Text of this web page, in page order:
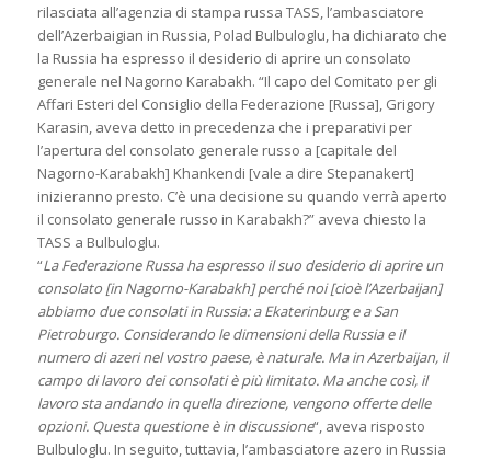
rilasciata all’agenzia di stampa russa TASS, l’ambasciatore
dell’Azerbaigian in Russia, Polad Bulbuloglu, ha dichiarato che
la Russia ha espresso il desiderio di aprire un consolato
generale nel Nagorno Karabakh. “Il capo del Comitato per gli
Affari Esteri del Consiglio della Federazione [Russa], Grigory
Karasin, aveva detto in precedenza che i preparativi per
l’apertura del consolato generale russo a [capitale del
Nagorno-Karabakh] Khankendi [vale a dire Stepanakert]
inizieranno presto. C’è una decisione su quando verrà aperto
il consolato generale russo in Karabakh?” aveva chiesto la
TASS a Bulbuloglu.
“La Federazione Russa ha espresso il suo desiderio di aprire un
consolato [in Nagorno-Karabakh] perché noi [cioè l’Azerbaijan]
abbiamo due consolati in Russia: a Ekaterinburg e a San
Pietroburgo. Considerando le dimensioni della Russia e il
numero di azeri nel vostro paese, è naturale. Ma in Azerbaijan, il
campo di lavoro dei consolati è più limitato. Ma anche così, il
lavoro sta andando in quella direzione, vengono offerte delle
opzioni. Questa questione è in discussione“, aveva risposto
Bulbuloglu. In seguito, tuttavia, l’ambasciatore azero in Russia